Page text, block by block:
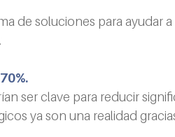
de soluciones para ayudar
ser clave para reducir
ya son una realidad